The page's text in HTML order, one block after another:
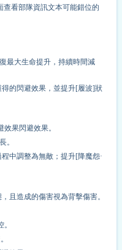
查看部隊資訊文本可能錯位的
最大生命提升，持續時間減
的閃避效果，並提升[履波]狀
果閃避效果。
。
中調整為無敵；提升[降魔怨·
且造成的傷害視為背擊傷害。